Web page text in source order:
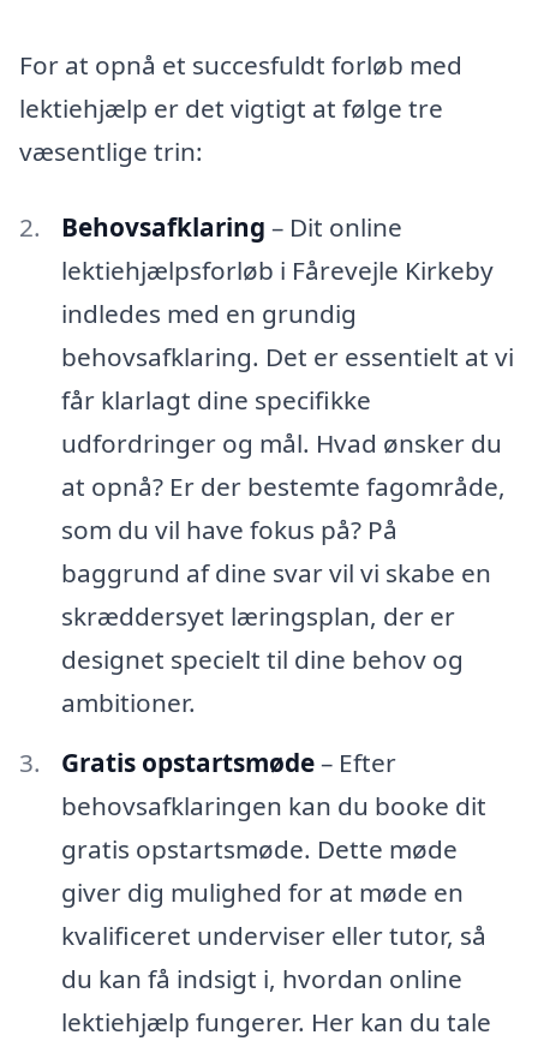
For at opnå et succesfuldt forløb med
lektiehjælp er det vigtigt at følge tre
væsentlige trin:
Behovsafklaring – Dit online
lektiehjælpsforløb i Fårevejle Kirkeby
indledes med en grundig
behovsafklaring. Det er essentielt at vi
får klarlagt dine specifikke
udfordringer og mål. Hvad ønsker du
at opnå? Er der bestemte fagområde,
som du vil have fokus på? På
baggrund af dine svar vil vi skabe en
skræddersyet læringsplan, der er
designet specielt til dine behov og
ambitioner.
Gratis opstartsmøde– Efter
behovsafklaringen kan du booke dit
gratis opstartsmøde. Dette møde
giver dig mulighed for at møde en
kvalificeret underviser eller tutor, så
du kan få indsigt i, hvordan online
lektiehjælp fungerer. Her kan du tale